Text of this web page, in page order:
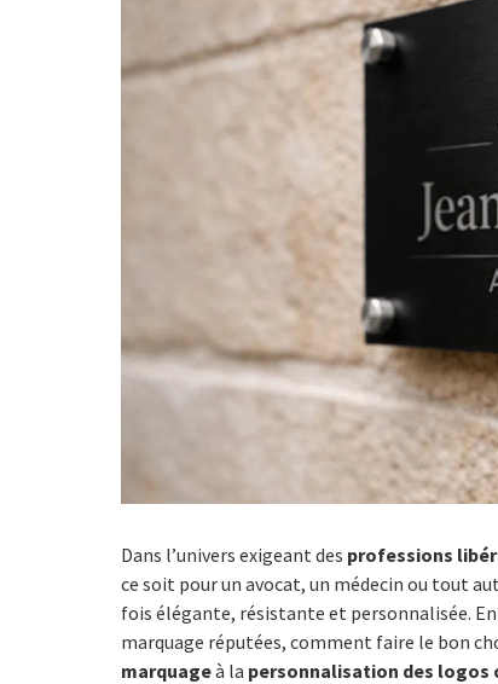
Dans l’univers exigeant des professions
ce soit pour un avocat, un médecin ou tout
fois élégante, résistante et personnalisée.
marquage réputées, comment faire le bon
marquageà la personnalisation des logos